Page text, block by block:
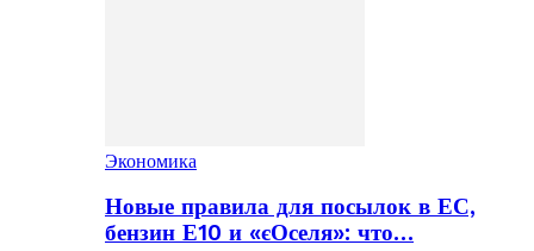
Экономика
Новые правила для посылок в ЕС,
бензин Е10 и «єОселя»: что…